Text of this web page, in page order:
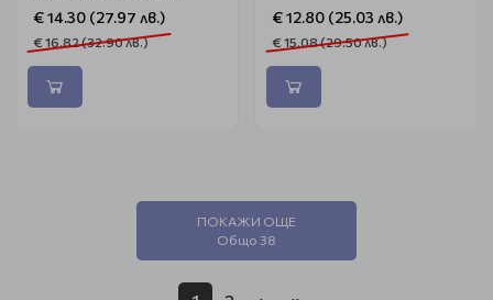
€ 14.30 (27.97 лв.)
€ 16.82 (32.90 лв.)
€ 12.80 (25.03 лв.)
€ 15.08 (29.50 лв.)
ПОКАЖИ ОЩЕ
Общо 38